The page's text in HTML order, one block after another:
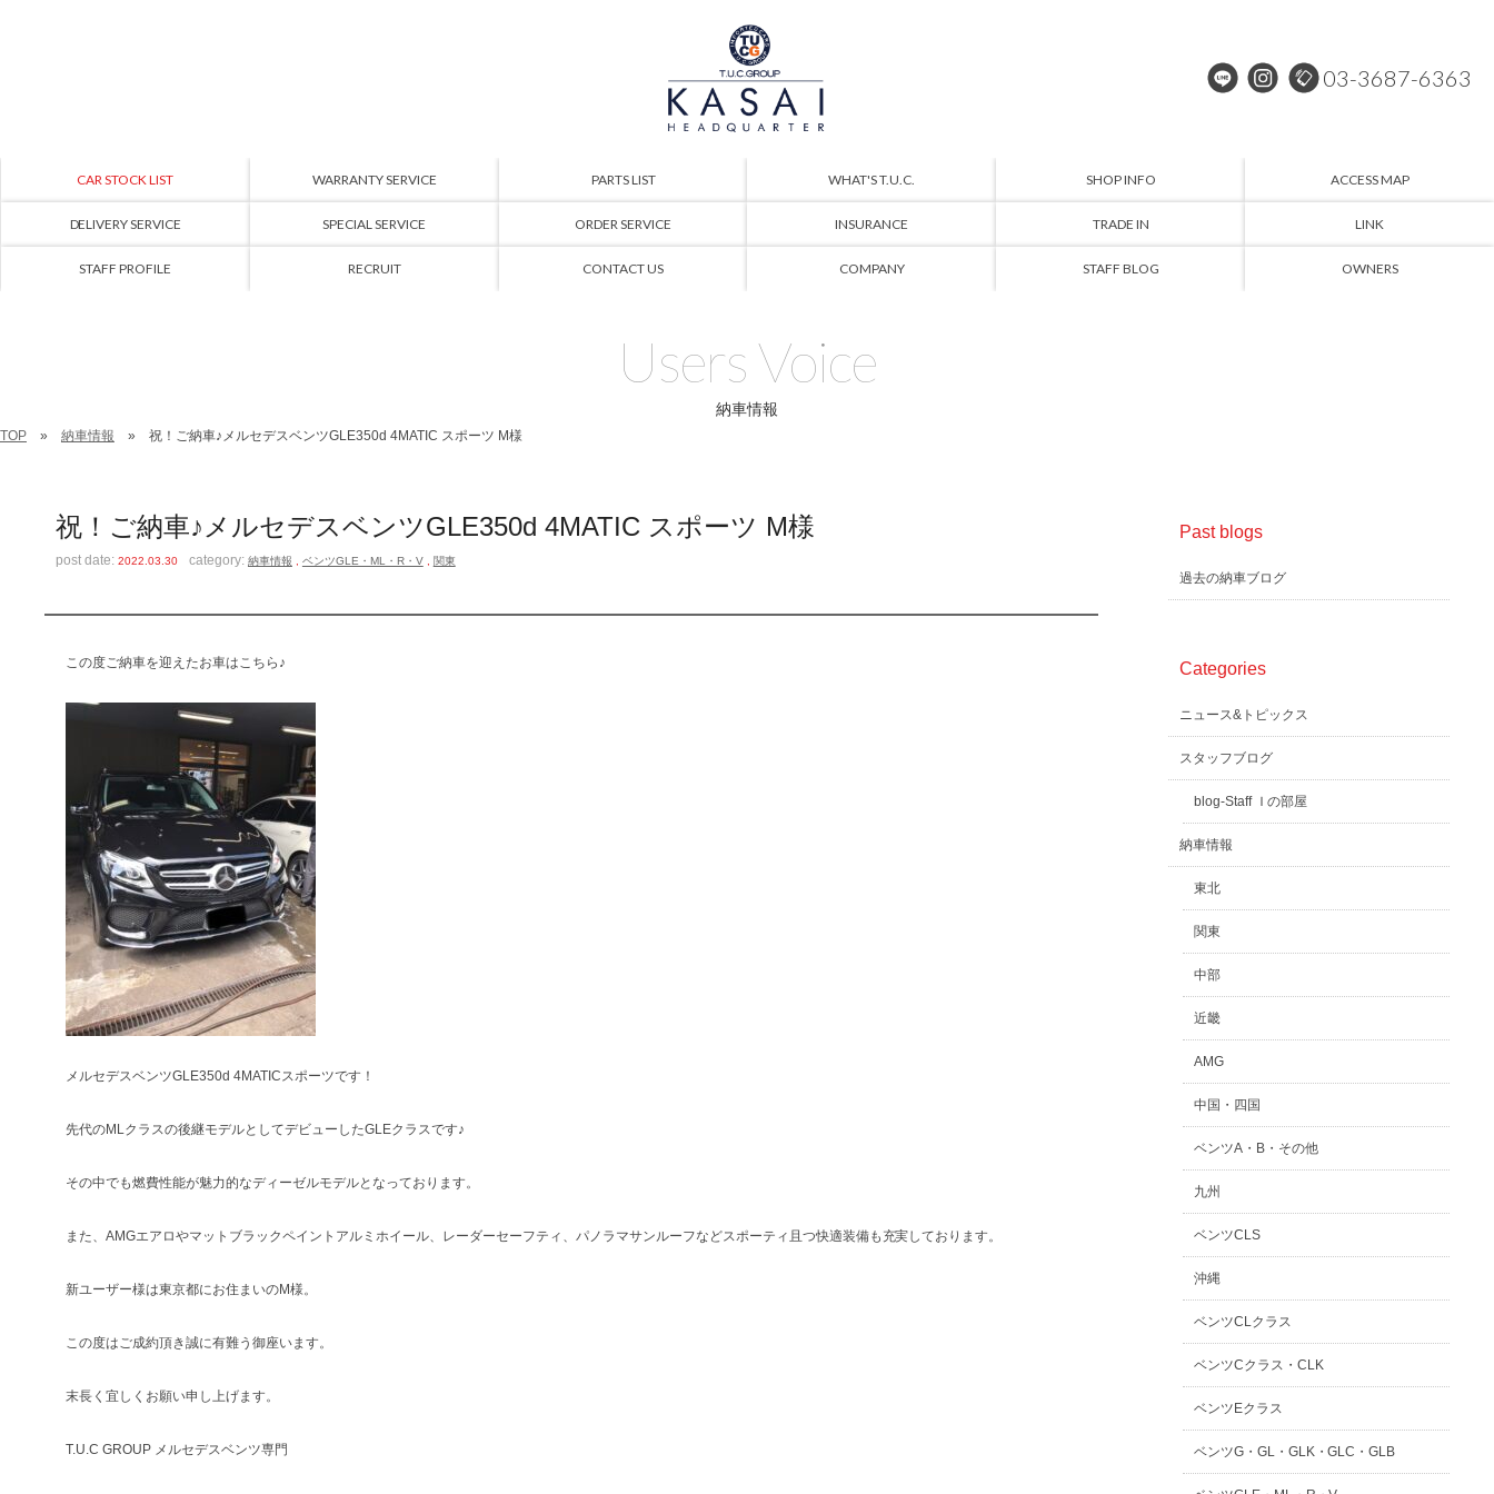
03-3687-6363
CAR STOCK LIST WARRANTY SERVICE PARTS LIST WHAT'S T.U.C. SHOP INFO ACCESS MAP
DELIVERY SERVICE SPECIAL SERVICE ORDER SERVICE INSURANCE TRADE IN LINK
STAFF PROFILE RECRUIT CONTACT US COMPANY STAFF BLOG OWNERS
Users Voice
納車情報
TOP 納車情報 祝！ご納車♪メルセデスベンツGLE350d 4MATIC スポーツ M様
祝！ご納車♪メルセデスベンツGLE350d 4MATIC スポーツ M様
post date:2022.03.30 category: 納車情報 ベンツGLE・ML・R・V, 関東
この度ご納車を迎えたお車はこちら♪
メルセデスベンツGLE350d 4MATICスポーツです！
先代のMLクラスの後継モデルとしてデビューしたGLEクラスです♪
その中でも燃費性能が魅力的なディーゼルモデルとなっております。
また、AMGエアロやマットブラックペイントアルミホイール、レーダーセーフティ、パノラマサンルーフなどスポーティ且つ快適装備も充実しております。
新ユーザー様は東京都にお住まいのM様。
この度はご成約頂き誠に有難う御座います。
末長く宜しくお願い申し上げます。
T.U.C GROUP メルセデスベンツ専門
Past blogs
過去の納車ブログ
Categories
ニュース&トピックス
スタッフブログ
blog-Staff Ｉの部屋
納車情報
東北
関東
中部
近畿
AMG
中国・四国
ベンツA・B・その他
九州
ベンツCLS
沖縄
ベンツCLクラス
ベンツCクラス・CLK
ベンツEクラス
ベンツG・GL・GLK・GLC・GLB